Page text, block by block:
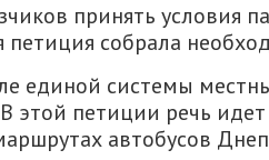
принять условия
собрала
единой системы
этой петиции речь
автобусов